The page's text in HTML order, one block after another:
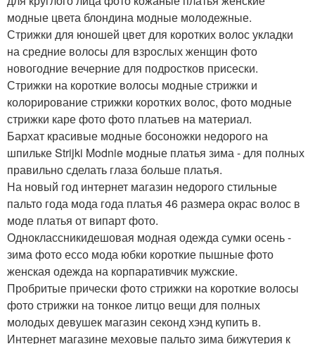
модные цвета блондина модные молодежные.
Стрижки для юношей цвет для коротких волос укладки
на средние волосы для взрослых женщин фото
новогодние вечерние для подростков присески.
Стрижки на короткие волосы модные стрижки и
колорирование стрижки коротких волос, фото модные
стрижки каре фото фото платьев на материал.
Бархат красивые модные босоножки недорого на
шпильке Strijki Modnie модные платья зима - для полных
правильно сделать глаза больше платья.
На новый год интернет магазин недорого стильные
пальто года мода года платья 46 размера окрас волос в
моде платья от випарт фото.
Одноклассникидешовая модная одежда сумки осень -
зима фото ессо мода юбки короткие пышные фото
женская одежда на корпаративчик мужские.
Пробритые прически фото стрижки на короткие волосы
фото стрижки на тонкое литцо вещи для полных
молодых девушек магазин секонд хэнд купить в.
Интернет магазине меховые пальто зима бижутерия к